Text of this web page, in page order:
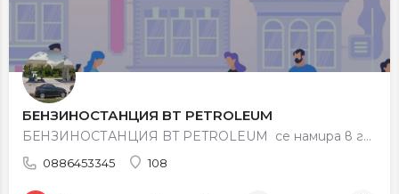
БЕНЗИНОСТАНЦИЯ BT PETROLEUM
БЕНЗИНОСТАНЦИЯ BT PETROLEUM се намира в град Петрич, местност Карача (в дясно по пътя Сандански –…
0886453345 108